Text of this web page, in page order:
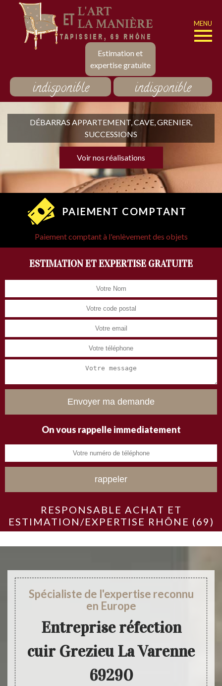
Estimation et
expertise gratuite
MENU
indisponible indisponible
DÉBARRAS APPARTEMENT, CAVE, GRENIER,
SUCCESSIONS
Voir nos réalisations
PAIEMENT COMPTANT
Paiement comptant à l'enlèvement des objets
ESTIMATION ET EXPERTISE GRATUITE
On vous rappelle immediatement
RESPONSABLE ACHAT ET
ESTIMATION/EXPERTISE RHÔNE (69)
Spécialiste de l'expertise reconnu
en Europe
Entreprise réfection
cuir Grezieu La Varenne
69290